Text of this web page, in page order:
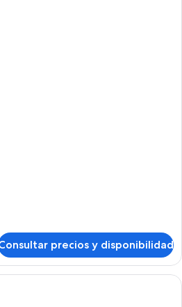
precios y disponibilidad